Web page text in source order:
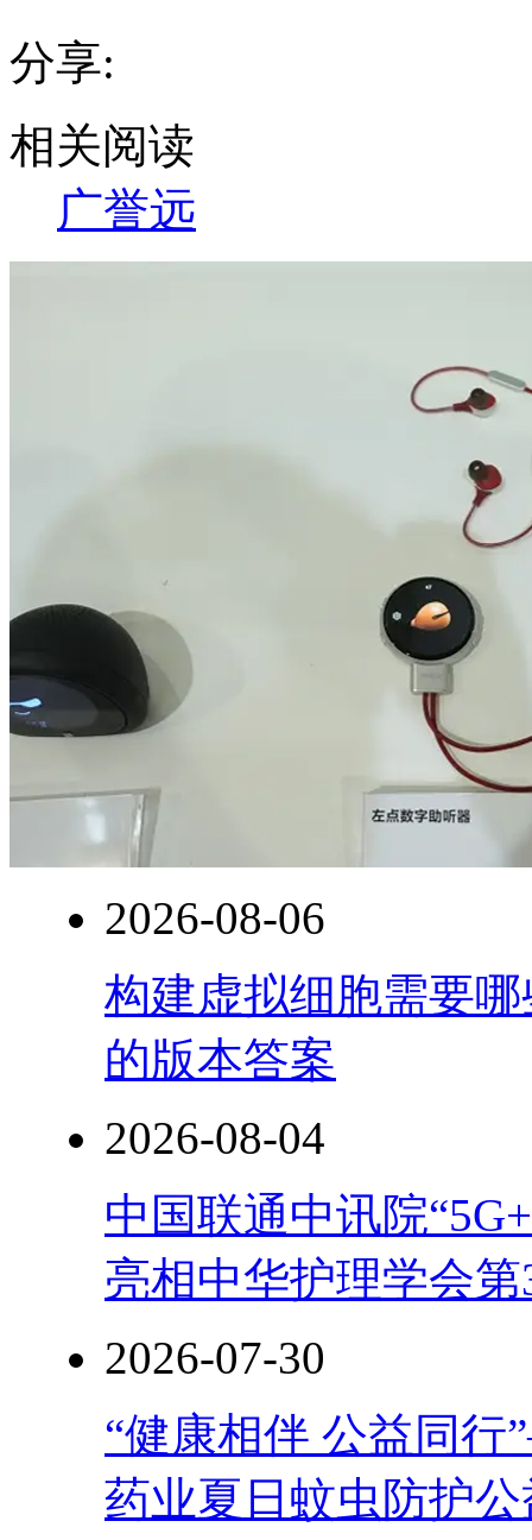
分享:
相关阅读
广誉远
2026-08-06
构建虚拟细胞需要
的版本答案
2026-08-04
中国联通中讯院
亮相中华护理学会
2026-07-30
“健康相伴 公益同
药业夏日蚊虫防护